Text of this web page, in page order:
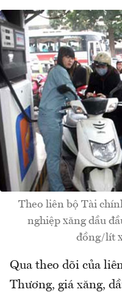
Theo liên bộ Tài
nghiệp xăng dầu
đồng/lít
Qua theo dõi của
Thương, giá xăng,